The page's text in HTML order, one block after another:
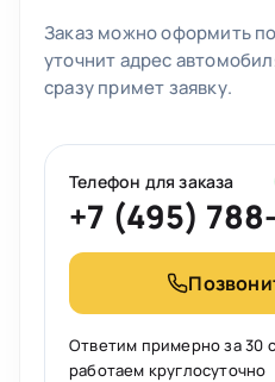
Заказ можно оформить
уточнит адрес
сразу примет заявку.
Телефон для заказа
+7 (495)
Ответим примерно за 30
работаем круглосуточно